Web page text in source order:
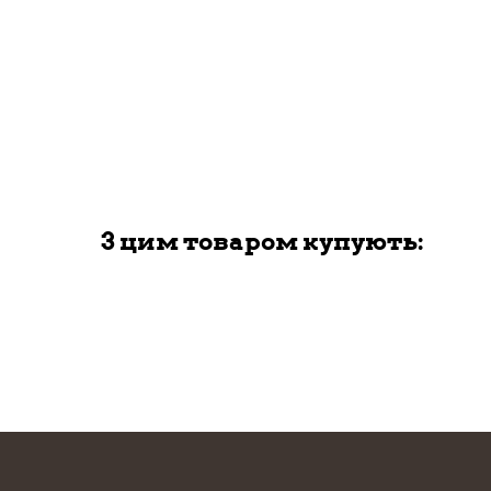
З цим товаром купують: